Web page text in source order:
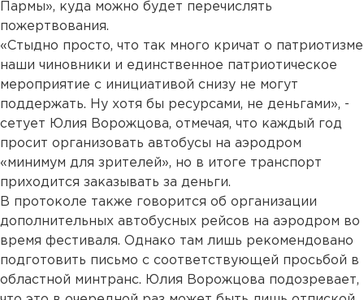
Пармы», куда можно будет перечислять
пожертвования.
«Стыдно просто, что так много кричат о патриотизме
наши чиновники и единственное патриотическое
мероприятие с инициативой снизу не могут
поддержать. Ну хотя бы ресурсами, не деньгами», -
сетует Юлия Ворожцова, отмечая, что каждый год
просит организовать автобусы на аэродром
«минимум для зрителей», но в итоге транспорт
приходится заказывать за деньги.
В протоколе также говорится об организации
дополнительных автобусных рейсов на аэродром во
время фестиваля. Однако там лишь рекомендовано
подготовить письмо с соответствующей просьбой в
областной минтранс. Юлия Ворожцова подозревает,